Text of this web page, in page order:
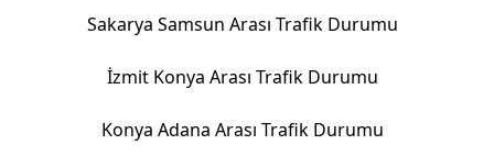
Sakarya Samsun Arası Trafik Durumu
İzmit Konya Arası Trafik Durumu
Konya Adana Arası Trafik Durumu